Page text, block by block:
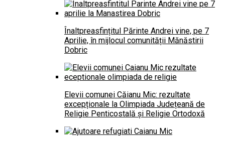
Înaltpreasfințitul Părinte Andrei vine, pe 7
Aprilie, în mijlocul comunității Mănăstirii
Dobric
Elevii comunei Căianu Mic: rezultate
excepționale la Olimpiada Județeană de
Religie Penticostală și Religie Ortodoxă